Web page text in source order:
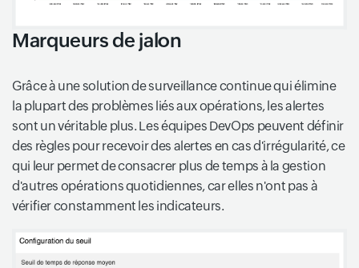
Marqueurs de jalon
Grâce à une solution de surveillance continue qui élimine
la plupart des problèmes liés aux opérations, les alertes
sont un véritable plus. Les équipes DevOps peuvent définir
des règles pour recevoir des alertes en cas d'irrégularité, ce
qui leur permet de consacrer plus de temps à la gestion
d'autres opérations quotidiennes, car elles n'ont pas à
vérifier constamment les indicateurs.